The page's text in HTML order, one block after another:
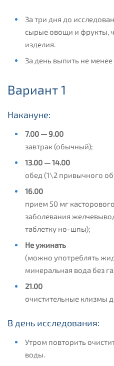
За три дня до
сырые овощи и фрукты,
изделия.
За день выпить не
Вариант 1
Накануне:
7.00 — 9.00
завтрак (обычный);
13.00 — 14.00
обед (1\2 привычного
16.00
прием 50 мг
заболевания
таблетку но-шпы);
Не ужинать
(можно употреблять
минеральная вода без
21.00
очистительные клизмы
В день исследования:
Утром повторить
воды.